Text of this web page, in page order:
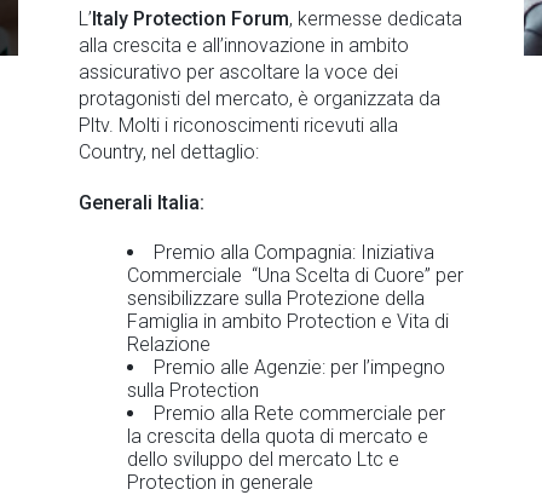
L’Italy Protection Forum, kermesse dedicata
alla crescita e all’innovazione in ambito
assicurativo per ascoltare la voce dei
protagonisti del mercato, è organizzata da
Pltv. Molti i riconoscimenti ricevuti alla
Country, nel dettaglio:
Generali Italia:
Premio alla Compagnia: Iniziativa
Commerciale “Una Scelta di Cuore” per
sensibilizzare sulla Protezione della
Famiglia in ambito Protection e Vita di
Relazione
Premio alle Agenzie: per l’impegno
sulla Protection
Premio alla Rete commerciale per
la crescita della quota di mercato e
dello sviluppo del mercato Ltc e
Protection in generale